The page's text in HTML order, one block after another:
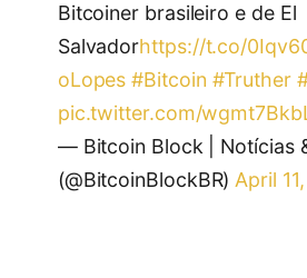
Bitcoiner brasileiro e de El
Salvadorhttps://t.co/
oLopes #Bitcoin #Truther
pic.twitter.com/
— Bitcoin Block | Notícias
(@BitcoinBlockBR) April